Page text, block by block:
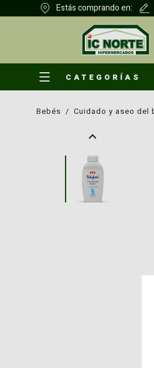
Estás comprando en:
CATEGORÍAS
bebés / cuidado y aseo del